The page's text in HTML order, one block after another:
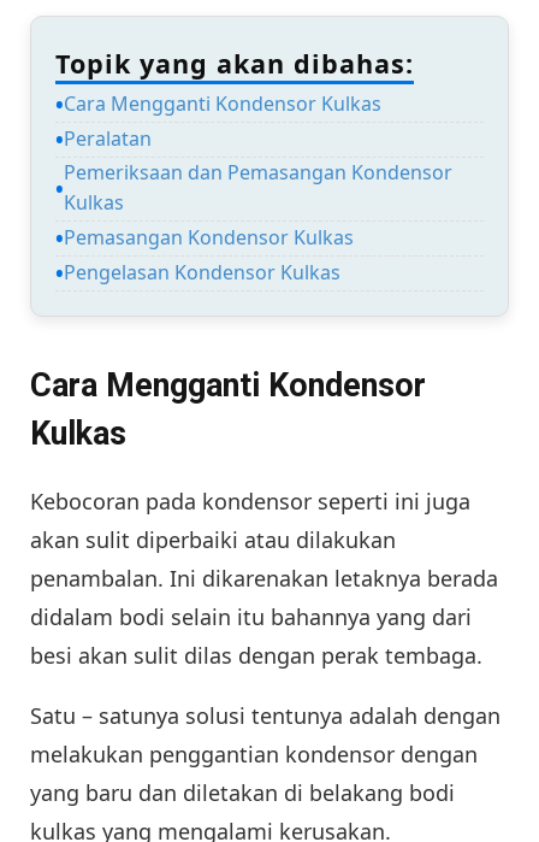
Topik yang akan dibahas:
Cara Mengganti Kondensor Kulkas
Peralatan
Pemeriksaan dan Pemasangan Kondensor
Kulkas
Pemasangan Kondensor Kulkas
Pengelasan Kondensor Kulkas
Cara Mengganti Kondensor
Kulkas
Kebocoran pada kondensor seperti ini juga
akan sulit diperbaiki atau dilakukan
penambalan. Ini dikarenakan letaknya berada
didalam bodi selain itu bahannya yang dari
besi akan sulit dilas dengan perak tembaga.
Satu – satunya solusi tentunya adalah dengan
melakukan penggantian kondensor dengan
yang baru dan diletakan di belakang bodi
kulkas yang mengalami kerusakan.